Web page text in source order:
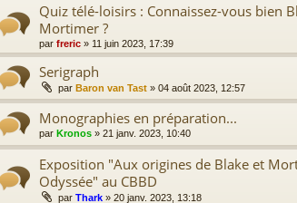
Quiz télé-loisirs : Connaissez-vous bien
Mortimer ?
par freric » 11 juin 2023, 17:39
Serigraph
par Baron van Tast » 04 août 2023, 12:57
Monographies en préparation...
par Kronos » 21 janv. 2023, 10:40
Exposition "Aux origines de Blake et
Odyssée" au CBBD
par Thark » 20 janv. 2023, 13:18